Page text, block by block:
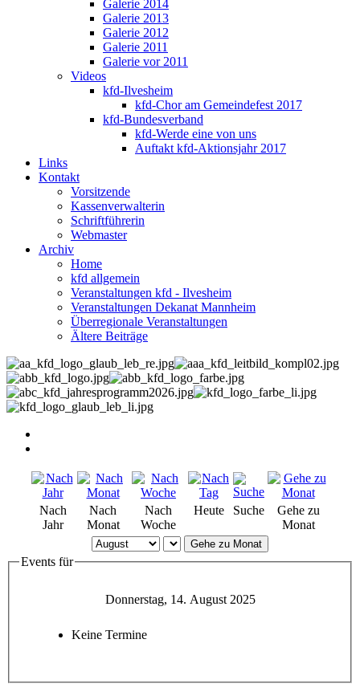
Galerie 2014
Galerie 2013
Galerie 2012
Galerie 2011
Galerie vor 2011
Videos
kfd-Ilvesheim
kfd-Chor am Gemeindefest 2017
kfd-Bundesverband
kfd-Werde eine von uns
Auftakt kfd-Aktionsjahr 2017
Links
Kontakt
Vorsitzende
Kassenverwalterin
Schriftführerin
Webmaster
Archiv
Home
kfd allgemein
Veranstaltungen kfd - Ilvesheim
Veranstaltungen Dekanat Mannheim
Überregionale Veranstaltungen
Ältere Beiträge
Nach
Jahr
Nach
Monat
Nach
Woche
Heute Suche
Gehe zu
Monat
Gehe zu Monat
Events für
Donnerstag, 14. August 2025
Keine Termine